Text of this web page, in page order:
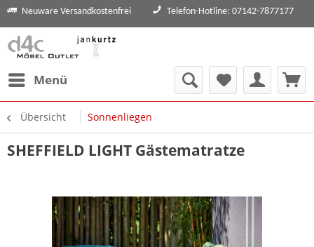
Neuware Versandkostenfrei Telefon-Hotline: 07142-7877177
Menü
Übersicht Sonnenliegen
SHEFFIELD LIGHT Gästematratze